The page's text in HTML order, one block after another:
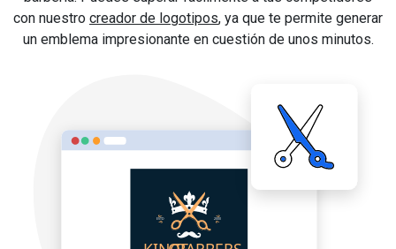
con nuestro creador de logotipos, ya que te permite generar
un emblema impresionante en cuestión de unos minutos.